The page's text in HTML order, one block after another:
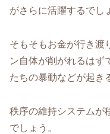
がさらに活躍するでし
そもそもお金が行き渡
ン自体が削がれるはず
たちの暴動などが起き
秩序の維持システムが
でしょう。